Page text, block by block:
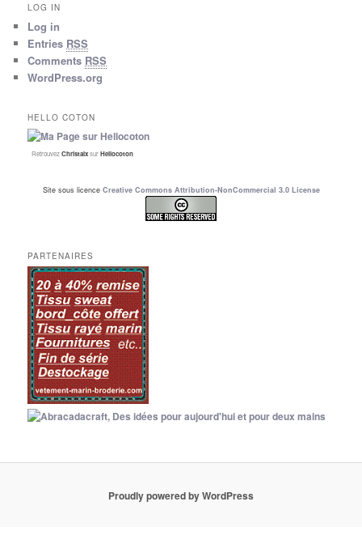
LOG IN
Log in
Entries RSS
Comments RSS
WordPress.org
HELLO COTON
RetrouvezChristalxsurHellocoton
Site sous licence Creative Commons Attribution-NonCommercial 3.0 License
PARTENAIRES
Proudly powered by WordPress